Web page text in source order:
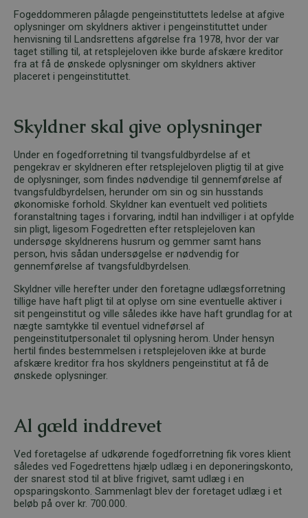
Fogeddommeren pålagde pengeinstituttets ledelse at afgive
oplysninger om skyldners aktiver i pengeinstituttet under
henvisning til Landsrettens afgørelse fra 1978, hvor der var
taget stilling til, at retsplejeloven ikke burde afskære kreditor
fra at få de ønskede oplysninger om skyldners aktiver
placeret i pengeinstituttet.
Skyldner skal give oplysninger
Under en fogedforretning til tvangsfuldbyrdelse af et
pengekrav er skyldneren efter retsplejeloven pligtig til at give
de oplysninger, som findes nødvendige til gennemførelse af
tvangsfuldbyrdelsen, herunder om sin og sin husstands
økonomiske forhold. Skyldner kan eventuelt ved politiets
foranstaltning tages i forvaring, indtil han indvilliger i at opfylde
sin pligt, ligesom Fogedretten efter retsplejeloven kan
undersøge skyldnerens husrum og gemmer samt hans
person, hvis sådan undersøgelse er nødvendig for
gennemførelse af tvangsfuldbyrdelsen.
Skyldner ville herefter under den foretagne udlægsforretning
tillige have haft pligt til at oplyse om sine eventuelle aktiver i
sit pengeinstitut og ville således ikke have haft grundlag for at
nægte samtykke til eventuel vidneførsel af
pengeinstitutpersonalet til oplysning herom. Under hensyn
hertil findes bestemmelsen i retsplejeloven ikke at burde
afskære kreditor fra hos skyldners pengeinstitut at få de
ønskede oplysninger.
Al gæld inddrevet
Ved foretagelse af udkørende fogedforretning fik vores klient
således ved Fogedrettens hjælp udlæg i en deponeringskonto,
der snarest stod til at blive frigivet, samt udlæg i en
opsparingskonto. Sammenlagt blev der foretaget udlæg i et
beløb på over kr. 700.000.